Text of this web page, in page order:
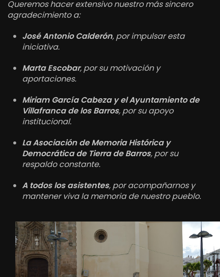
Queremos hacer extensivo nuestro más sincero
agradecimiento a:
José Antonio Calderón, por impulsar esta
iniciativa.
Marta Escobar, por su motivación y
aportaciones.
Miriam García Cabeza y el Ayuntamiento de
Villafranca de los Barros, por su apoyo
institucional.
La Asociación de Memoria Histórica y
Democrática de Tierra de Barros, por su
respaldo constante.
A todos los asistentes, por acompañarnos y
mantener viva la memoria de nuestro pueblo.